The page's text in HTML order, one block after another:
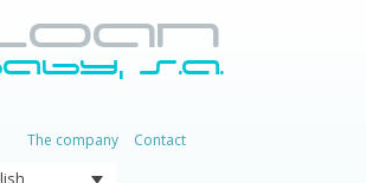
The company Contact